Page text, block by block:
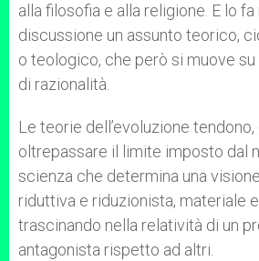
alla filosofia e alla religione. E lo
discussione un assunto teorico,
o teologico, che però si muove
di razionalità.
Le teorie dell’evoluzione tendono,
oltrepassare il limite imposto dal
scienza che determina una
riduttiva e riduzionista, materiale
trascinando nella relatività di un
antagonista rispetto ad altri.